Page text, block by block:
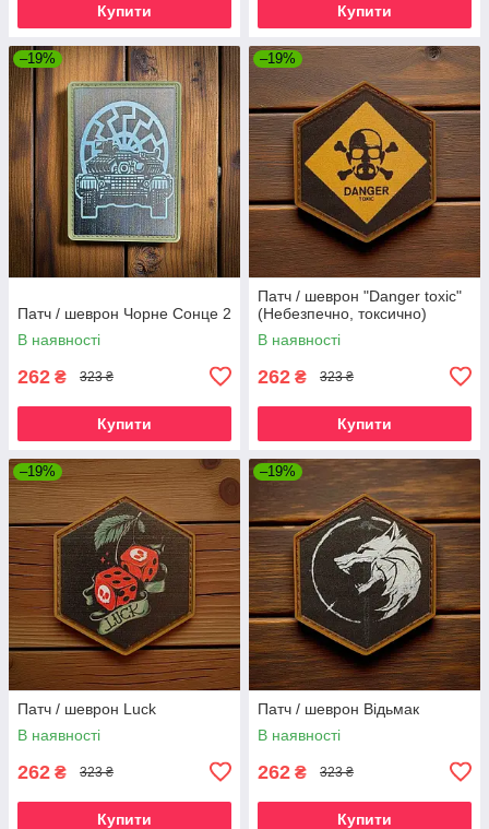
Купити Купити
–19%
Патч / шеврон Чорне Сонце 2
В наявності
262 ₴ 323 ₴
Купити
–19%
Патч / шеврон "Danger toxic"
(Небезпечно, токсично)
В наявності
262 ₴ 323 ₴
Купити
–19%
Патч / шеврон Luck
В наявності
262 ₴ 323 ₴
Купити
–19%
Патч / шеврон Відьмак
В наявності
262 ₴ 323 ₴
Купити